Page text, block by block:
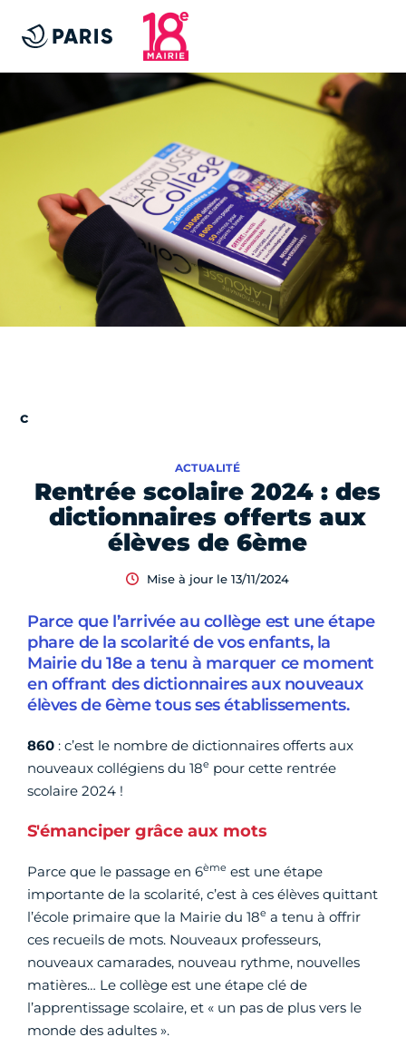
Rentrée scolaire 2024 : des
dictionnaires offerts aux
élèves de 6ème
ACTUALITÉ
Mise à jour le 13/11/2024
Parce que l’arrivée au collège est une étape
phare de la scolarité de vos enfants, la
Mairie du 18e a tenu à marquer ce moment
en offrant des dictionnaires aux nouveaux
élèves de 6ème tous ses établissements.
860 : c’est le nombre de dictionnaires offerts aux
nouveaux collégiens du 18e pour cette rentrée
scolaire 2024 !
S'émanciper grâce aux mots
Parce que le passage en 6ème est une étape
importante de la scolarité, c’est à ces élèves quittant
l’école primaire que la Mairie du 18e a tenu à offrir
ces recueils de mots. Nouveaux professeurs,
nouveaux camarades, nouveau rythme, nouvelles
matières… Le collège est une étape clé de
l’apprentissage scolaire, et « un pas de plus vers le
monde des adultes ».